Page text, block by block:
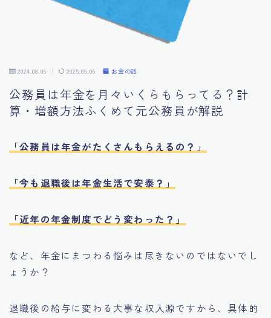
2024.08.06 2025.09.06 お金の話
公務員は年金を月々いくらもらってる？計
算・増額方法ふくめて元公務員が解説
「公務員は年金がたくさんもらえるの？」
「今も退職後は年金生活で安泰？」
「近年の年金制度でどう変わった？」
など、年金にまつわる悩みは尽きないのではないでし
ょうか？
退職後の給与に変わる大事な収入源ですから、具体的